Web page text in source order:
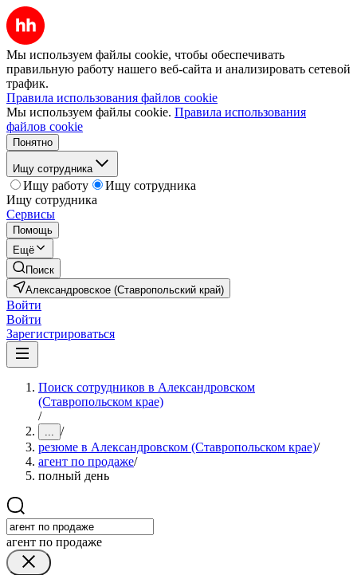
Мы используем файлы cookie, чтобы обеспечивать
правильную работу нашего веб-сайта и анализировать сетевой
трафик.
Правила использования файлов cookie
Мы используем файлы cookie. Правила использования
файлов cookie
Понятно
Ищу сотрудника
Ищу работу
Ищу сотрудника
Ищу сотрудника
Сервисы
Помощь
Ещё
Поиск
Александровское (Ставропольский край)
Войти
Войти
Зарегистрироваться
Поиск сотрудников в Александровском
(Ставропольском крае)
/
... /
резюме в Александровском (Ставропольском крае)/
агент по продаже/
полный день
агент по продаже